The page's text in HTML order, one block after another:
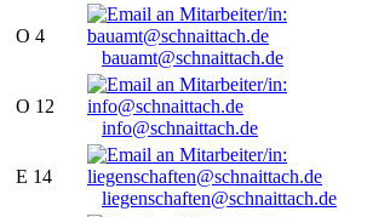
O 4
bauamt@schnaittach.de
O 12
info@schnaittach.de
E 14
liegenschaften@schnaittach.de